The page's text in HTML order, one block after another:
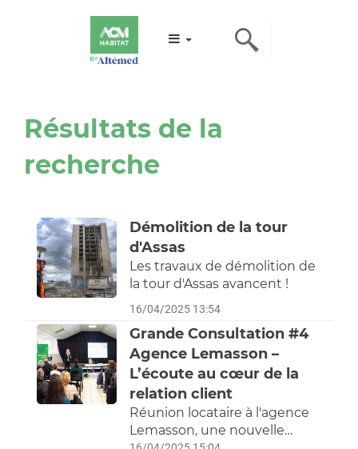
Résultats de la
recherche
Démolition de la tour
d'Assas
Les travaux de démolition de
la tour d'Assas avancent !
16/04/2025 13:54
Grande Consultation #4
Agence Lemasson –
L’écoute au cœur de la
relation client
Réunion locataire à l'agence
Lemasson, une nouvelle